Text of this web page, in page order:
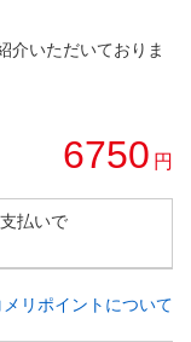
介いただいておりま
6750 円
払いで
メリポイントについて